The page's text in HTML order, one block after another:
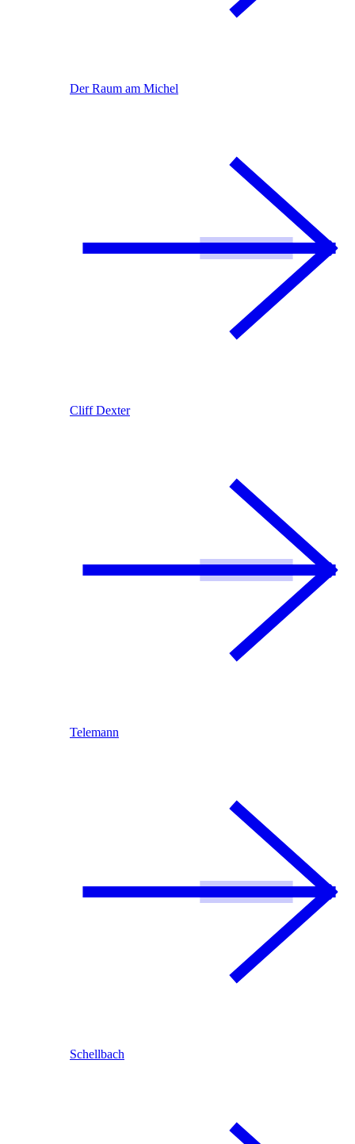
Der Raum am Michel
Cliff Dexter
Telemann
Schellbach